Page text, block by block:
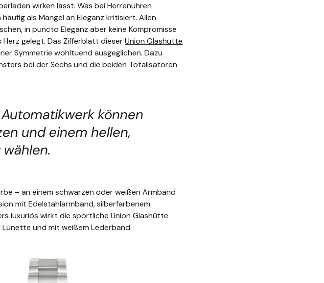
wirken lässt. Was bei Herrenuhren
als Mangel an Eleganz kritisiert. Allen
in puncto Eleganz aber keine Kompromisse
Herz gelegt. Das Zifferblatt dieserUnion Glashütte
Symmetrie wohltuend ausgeglichen. Dazu
bei der Sechs und die beiden Totalisatoren
können
und einem hellen,
– an einem schwarzen oder weißen Armband
mit Edelstahlarmband, silberfarbenem
luxuriös wirkt die sportliche Union Glashütte
und mit weißem Lederband.